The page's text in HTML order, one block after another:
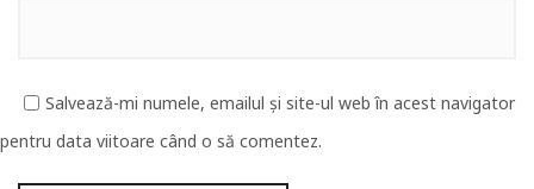
Salvează-mi numele, emailul și site-ul web în acest navigator
pentru data viitoare când o să comentez.